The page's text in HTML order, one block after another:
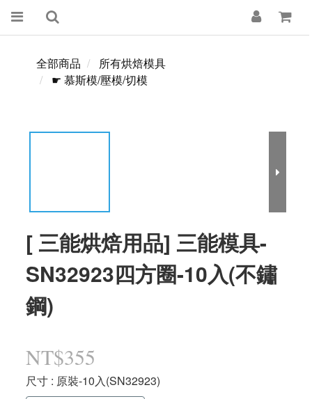
全部商品
所有烘焙模具
☛ 慕斯模/壓模/切模
[ 三能烘焙用品] 三能模具-
SN32923四方圈-10入(不鏽
鋼)
NT$355
尺寸 : 原裝-10入(SN32923)